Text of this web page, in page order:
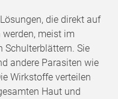
die direkt auf
meist im
Schulterblättern. Sie
andere Parasiten wie
Wirkstoffe verteilen
Haut und